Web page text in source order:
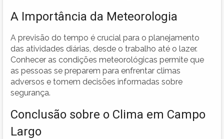
A Importância da Meteorologia
A previsão do tempo é crucial para o planejamento
das atividades diárias, desde o trabalho até o lazer.
Conhecer as condições meteorológicas permite que
as pessoas se preparem para enfrentar climas
adversos e tomem decisões informadas sobre
segurança.
Conclusão sobre o Clima em Campo
Largo